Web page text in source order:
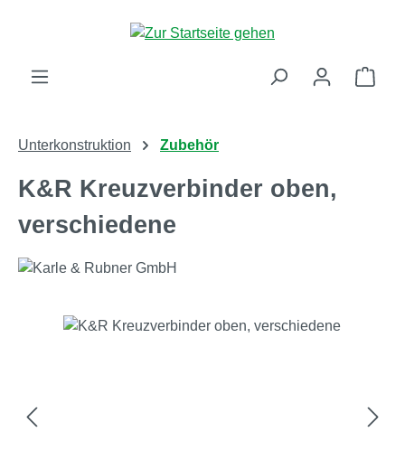
Zum Hauptinhalt springen
Unterkonstruktion Zubehör
K&R Kreuzverbinder oben,
verschiedene
Bildergalerie überspringen